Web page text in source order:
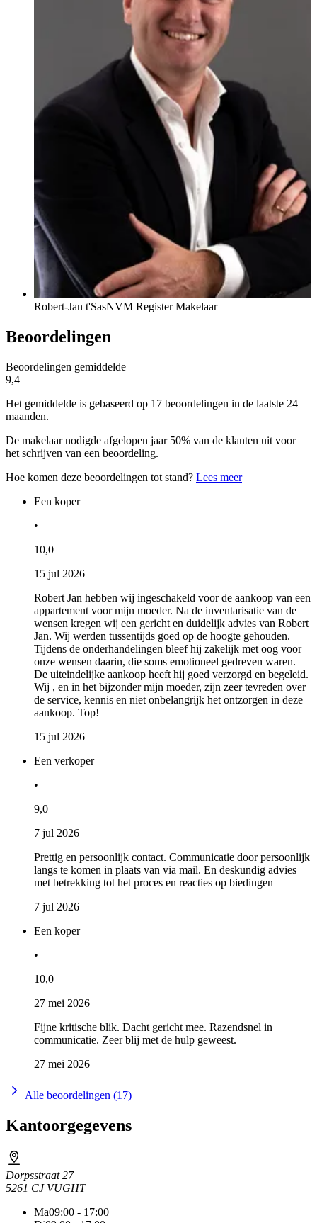
Robert-Jan t'SasNVM Register Makelaar
Beoordelingen
Beoordelingen gemiddelde
9,4
Het gemiddelde is gebaseerd op 17 beoordelingen in de laatste 24
maanden.
De makelaar nodigde afgelopen jaar 50% van de klanten uit voor
het schrijven van een beoordeling.
Hoe komen deze beoordelingen tot stand? Lees meer
Een koper
•
10,0
15 jul 2026
Robert Jan hebben wij ingeschakeld voor de aankoop van een
appartement voor mijn moeder. Na de inventarisatie van de
wensen kregen wij een gericht en duidelijk advies van Robert
Jan. Wij werden tussentijds goed op de hoogte gehouden.
Tijdens de onderhandelingen bleef hij zakelijk met oog voor
onze wensen daarin, die soms emotioneel gedreven waren.
De uiteindelijke aankoop heeft hij goed verzorgd en begeleid.
Wij , en in het bijzonder mijn moeder, zijn zeer tevreden over
de service, kennis en niet onbelangrijk het ontzorgen in deze
aankoop. Top!
15 jul 2026
Een verkoper
•
9,0
7 jul 2026
Prettig en persoonlijk contact. Communicatie door persoonlijk
langs te komen in plaats van via mail. En deskundig advies
met betrekking tot het proces en reacties op biedingen
7 jul 2026
Een koper
•
10,0
27 mei 2026
Fijne kritische blik. Dacht gericht mee. Razendsnel in
communicatie. Zeer blij met de hulp geweest.
27 mei 2026
Alle beoordelingen (17)
Kantoorgegevens
Dorpsstraat 27
5261 CJ VUGHT
Ma09:00 - 17:00